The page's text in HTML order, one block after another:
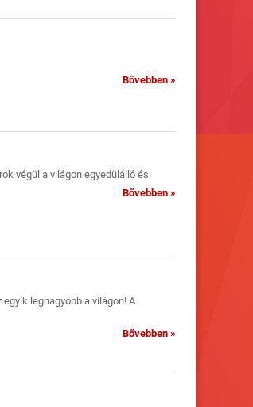
Bővebben »
végül a világon egyedülálló és
Bővebben »
legnagyobb a világon! A
Bővebben »